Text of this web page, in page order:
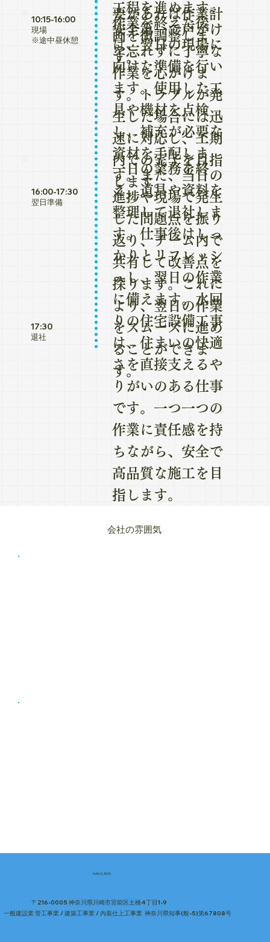
要があれば作業計
画を微調整しま
す。
10:15-16:00
現場
※途中昼休憩
工程を進めます。
安全第一で声がけ
を忘れずに丁寧な
作業を心がけま
す。トラブルが発
生した場合には迅
速に対応し、工期
内での完了を目指
します。
16:00-17:30
翌日準備
作業を終えた後
は、翌日の現場に
向けた準備を行い
ます。使用した工
具や機材を点検
し、補充が必要な
資材を手配しま
す。また、当日の
進捗や現場で発生
した問題点を振り
返り、チーム内で
共有して改善点を
探ります。これに
より、翌日の作業
をスムーズに進め
ることができま
す。
17:30
退社
一日の業務を終
え、道具や資料を
整理して退社しま
す。仕事後はしっ
かりとリフレッシ
ュし、翌日の作業
に備えます。水回
りの住宅設備工事
は、住まいの快適
さを直接支えるや
りがいのある仕事
です。一つ一つの
作業に責任感を持
ちながら、安全で
高品質な施工を目
指します。
会社の雰囲気
NAKAJIMA
一般建設業 管工事業 / 建築工事業 / 内装仕上工事業 神奈川県知事(般-5)第67808号
〒216-0005 神奈川県川崎市宮前区土橋4丁目1-9